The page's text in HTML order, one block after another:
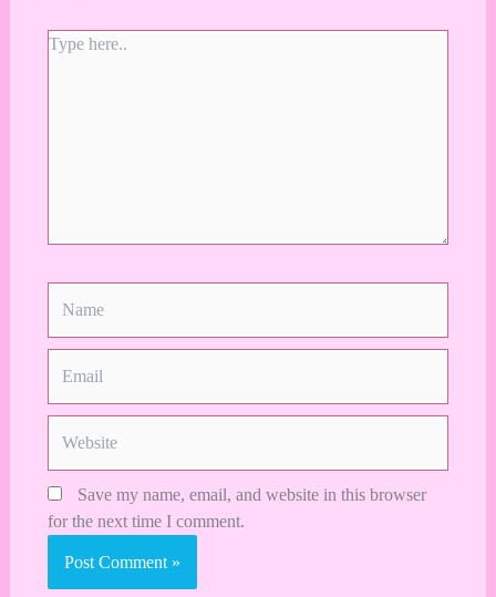
Type
Save my name, email, and website in this browser
for the next time I comment.